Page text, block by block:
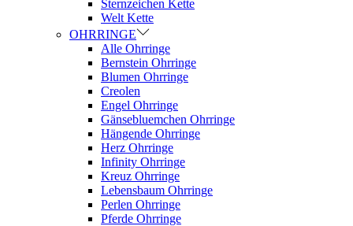
Sternzeichen Kette
Welt Kette
OHRRINGE
Alle Ohrringe
Bernstein Ohrringe
Blumen Ohrringe
Creolen
Engel Ohrringe
Gänsebluemchen Ohrringe
Hängende Ohrringe
Herz Ohrringe
Infinity Ohrringe
Kreuz Ohrringe
Lebensbaum Ohrringe
Perlen Ohrringe
Pferde Ohrringe